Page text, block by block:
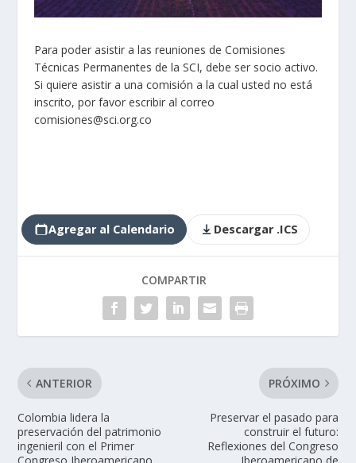
Para poder asistir a las reuniones de Comisiones
Técnicas Permanentes de la SCI, debe ser socio activo.
Si quiere asistir a una comisión a la cual usted no está
inscrito, por favor escribir al correo
comisiones@sci.org.co
Agregar al Calendario Descargar .ICS
COMPARTIR
ANTERIOR
Colombia lidera la
preservación del patrimonio
ingenieril con el Primer
PRÓXIMO
Preservar el pasado para
construir el futuro:
Reflexiones del Congreso